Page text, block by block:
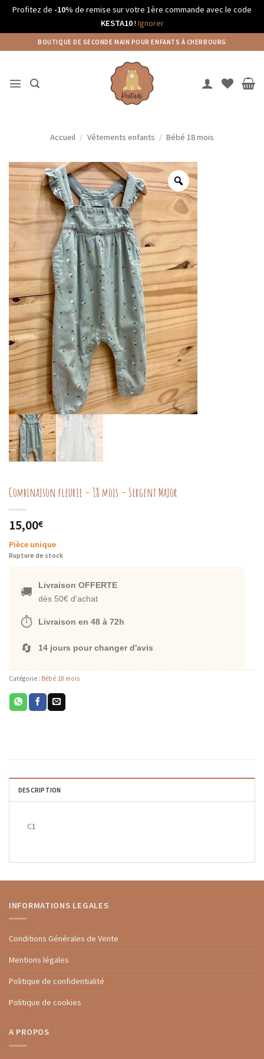
Profitez de -10% de remise sur votre 1ère commande avec le code
KESTA10! Ignorer
au
BOUTIQUE DE SECONDE MAIN POUR ENFANTS À CHERBOURG
Accueil / Vêtements enfants / Bébé 18 mois
Combinaison fleurie – 18 mois – Sergent Major
15,00€
Pièce unique
Rupture de stock
🚚
Livraison OFFERTE
dès 50€ d'achat
⏱️ Livraison en 48 à 72h
🔄 14 jours pour changer d'avis
Catégorie : Bébé 18 mois
DESCRIPTION
C1
INFORMATIONS LEGALES
Conditions Générales de Vente
Mentions légales
Politique de confidentialité
Politique de cookies
A PROPOS